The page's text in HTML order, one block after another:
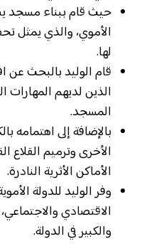
حيث قام ببناء مسجد
الأموي، والذي يمثل
لها.
قام الوليد بالبحث عن
الذين لديهم المهارات
المسجد.
بالإضافة إلى اهتمامه
الأخرى وترميم القلاع
الأماكن الأثرية النادرة.
وفر الوليد للدولة
الاقتصادي
والكبير في الدولة.